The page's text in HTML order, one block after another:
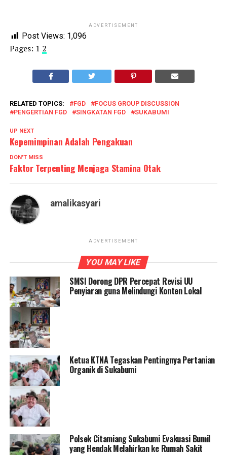
ADVERTISEMENT
Post Views: 1,096
Pages: 1 2
RELATED TOPICS: FGD
FOCUS GROUP DISCUSSION
PENGERTIAN FGD
SINGKATAN FGD SUKABUMI
UP NEXT
Kepemimpinan Adalah Pengakuan
DON'T MISS
Faktor Terpenting Menjaga Stamina Otak
amalikasyari
ADVERTISEMENT
YOU MAY LIKE
SMSI Dorong DPR Percepat Revisi UU
Penyiaran guna Melindungi Konten Lokal
Ketua KTNA Tegaskan Pentingnya Pertanian
Organik di Sukabumi
Polsek Citamiang Sukabumi Evakuasi Bumil
yang Hendak Melahirkan ke Rumah Sakit